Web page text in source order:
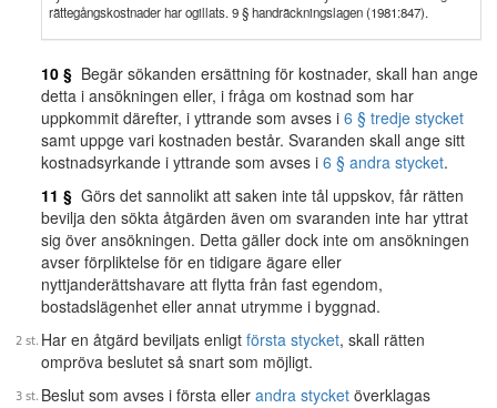
rättegångskostnader har ogillats. 9 § handräckningslagen (1981:847).
10 § Begär sökanden ersättning för kostnader, skall han ange
detta i ansökningen eller, i fråga om kostnad som har
uppkommit därefter, i yttrande som avses i 6 § tredje stycket
samt uppge vari kostnaden består. Svaranden skall ange sitt
kostnadsyrkande i yttrande som avses i 6 § andra stycket.
11 § Görs det sannolikt att saken inte tål uppskov, får rätten
bevilja den sökta åtgärden även om svaranden inte har yttrat
sig över ansökningen. Detta gäller dock inte om ansökningen
avser förpliktelse för en tidigare ägare eller
nyttjanderättshavare att flytta från fast egendom,
bostadslägenhet eller annat utrymme i byggnad.
Har en åtgärd beviljats enligt första stycket, skall rätten
ompröva beslutet så snart som möjligt.
Beslut som avses i första eller andra stycket överklagas